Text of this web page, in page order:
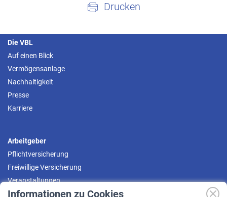
Informationen zu Cookies
Drucken
Die VBL
Auf einen Blick
Vermögensanlage
Nachhaltigkeit
Presse
Karriere
Arbeitgeber
Pflichtversicherung
Freiwillige Versicherung
Veranstaltungen